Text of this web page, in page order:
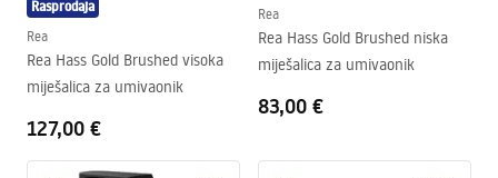
Rasprodaja
Rea
Rea Hass Gold Brushed visoka
miješalica za umivaonik
127,00 €
Rea
Rea Hass Gold Brushed niska
miješalica za umivaonik
83,00 €